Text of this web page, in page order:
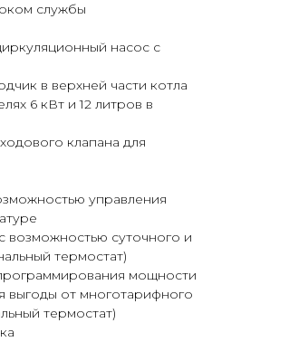
службы
насос с
в верхней части котла
6 кВт и 12 литров в
клапана для
управления
суточного и
термостат)
мощности
выгоды от многотарифного
термостат)